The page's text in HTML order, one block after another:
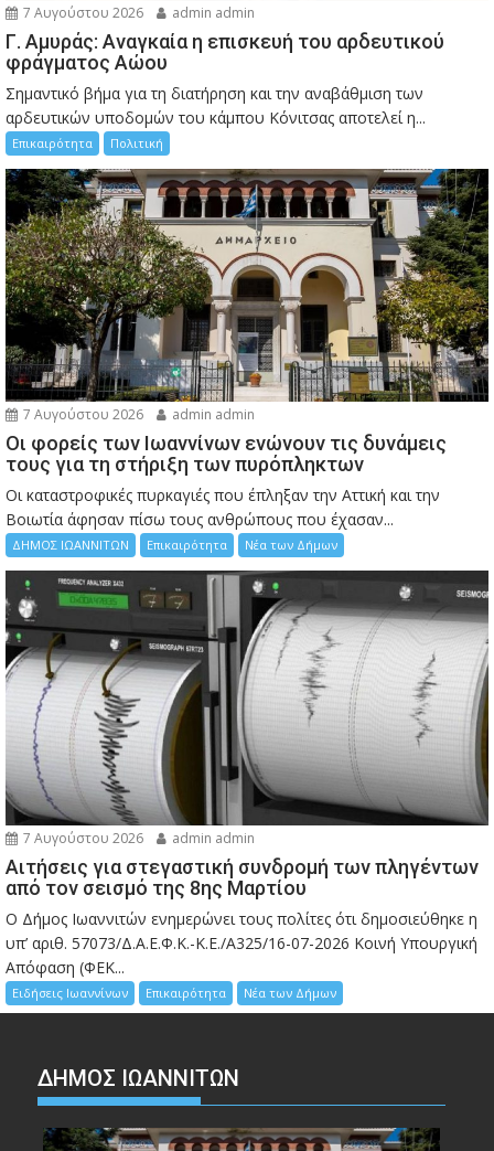
7 Αυγούστου 2026 admin admin
Γ. Αμυράς: Αναγκαία η επισκευή του αρδευτικού
φράγματος Αώου
Σημαντικό βήμα για τη διατήρηση και την αναβάθμιση των
αρδευτικών υποδομών του κάμπου Κόνιτσας αποτελεί η...
Επικαιρότητα Πολιτική
7 Αυγούστου 2026 admin admin
Οι φορείς των Ιωαννίνων ενώνουν τις δυνάμεις
τους για τη στήριξη των πυρόπληκτων
Οι καταστροφικές πυρκαγιές που έπληξαν την Αττική και την
Bοιωτία άφησαν πίσω τους ανθρώπους που έχασαν...
ΔΗΜΟΣ ΙΩΑΝΝΙΤΩΝ Επικαιρότητα Νέα των Δήμων
7 Αυγούστου 2026 admin admin
Αιτήσεις για στεγαστική συνδρομή των πληγέντων
από τον σεισμό της 8ης Μαρτίου
Ο Δήμος Ιωαννιτών ενημερώνει τους πολίτες ότι δημοσιεύθηκε η
υπ’ αριθ. 57073/Δ.Α.Ε.Φ.Κ.-Κ.Ε./Α325/16-07-2026 Κοινή Υπουργική
Απόφαση (ΦΕΚ...
Ειδήσεις Ιωαννίνων Επικαιρότητα Νέα των Δήμων
ΔΗΜΟΣ ΙΩΑΝΝΙΤΩΝ